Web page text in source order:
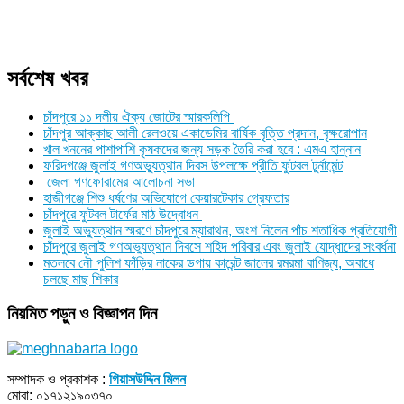
সর্বশেষ খবর
চাঁদপুরে ১১ দলীয় ঐক্য জোটের স্মারকলিপি
চাঁদপুর আক্কাছ আলী রেলওয়ে একাডেমির বার্ষিক বৃত্তি প্রদান, বৃক্ষরোপান
খাল খননের পাশাপাশি কৃষকদের জন্য সড়ক তৈরি করা হবে : এমএ হান্নান
ফরিদগঞ্জে জুলাই গণঅভ্যুত্থান দিবস উপলক্ষে প্রীতি ফুটবল টুর্নামেন্ট
জেলা গণফোরামের আলোচনা সভা
হাজীগঞ্জে শিশু ধর্ষণের অভিযোগে কেয়ারটেকার গ্রেফতার
চাঁদপুরে ফুটবল টার্ফের মাঠ উদ্বোধন
জুলাই অভ্যুত্থান স্মরণে চাঁদপুরে ম্যারাথন, অংশ নিলেন পাঁচ শতাধিক প্রতিযোগী
চাঁদপুরে জুলাই গণঅভ্যুত্থান দিবসে শহিদ পরিবার এবং জুলাই যোদ্ধাদের সংবর্ধনা
মতলবে নৌ পুলিশ ফাঁড়ির নাকের ডগায় কারেন্ট জালের রমরমা বাণিজ্য, অবাধে
চলছে মাছ শিকার
নিয়মিত পড়ুন ও বিজ্ঞাপন দিন
সম্পাদক ও প্রকাশক : গিয়াসউদ্দিন মিলন
মোবা: ০১৭১২১৯০৩৭০